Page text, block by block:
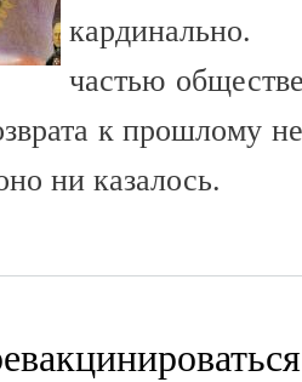
кардинально.
частью
к прошлому
ни казалось.